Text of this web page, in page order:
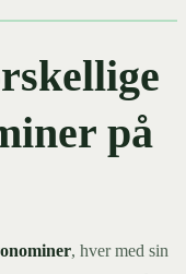
på
, hver med sin